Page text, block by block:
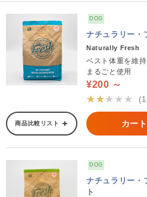
DOG
ナチュラリー
Naturally Fresh
ベスト体重を維
まるごと使用
¥200 ～
★★★★★
商品比較リスト カー
DOG
ナチュラリー
ト